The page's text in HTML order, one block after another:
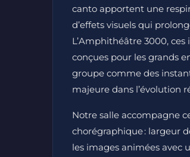
canto apportent une
d’effets visuels qui
L’Amphithéâtre 3000,
conçues pour les grands
groupe comme des
majeure dans l’évolution
Notre salle accompagne
chorégraphique : largeur
les images animées avec